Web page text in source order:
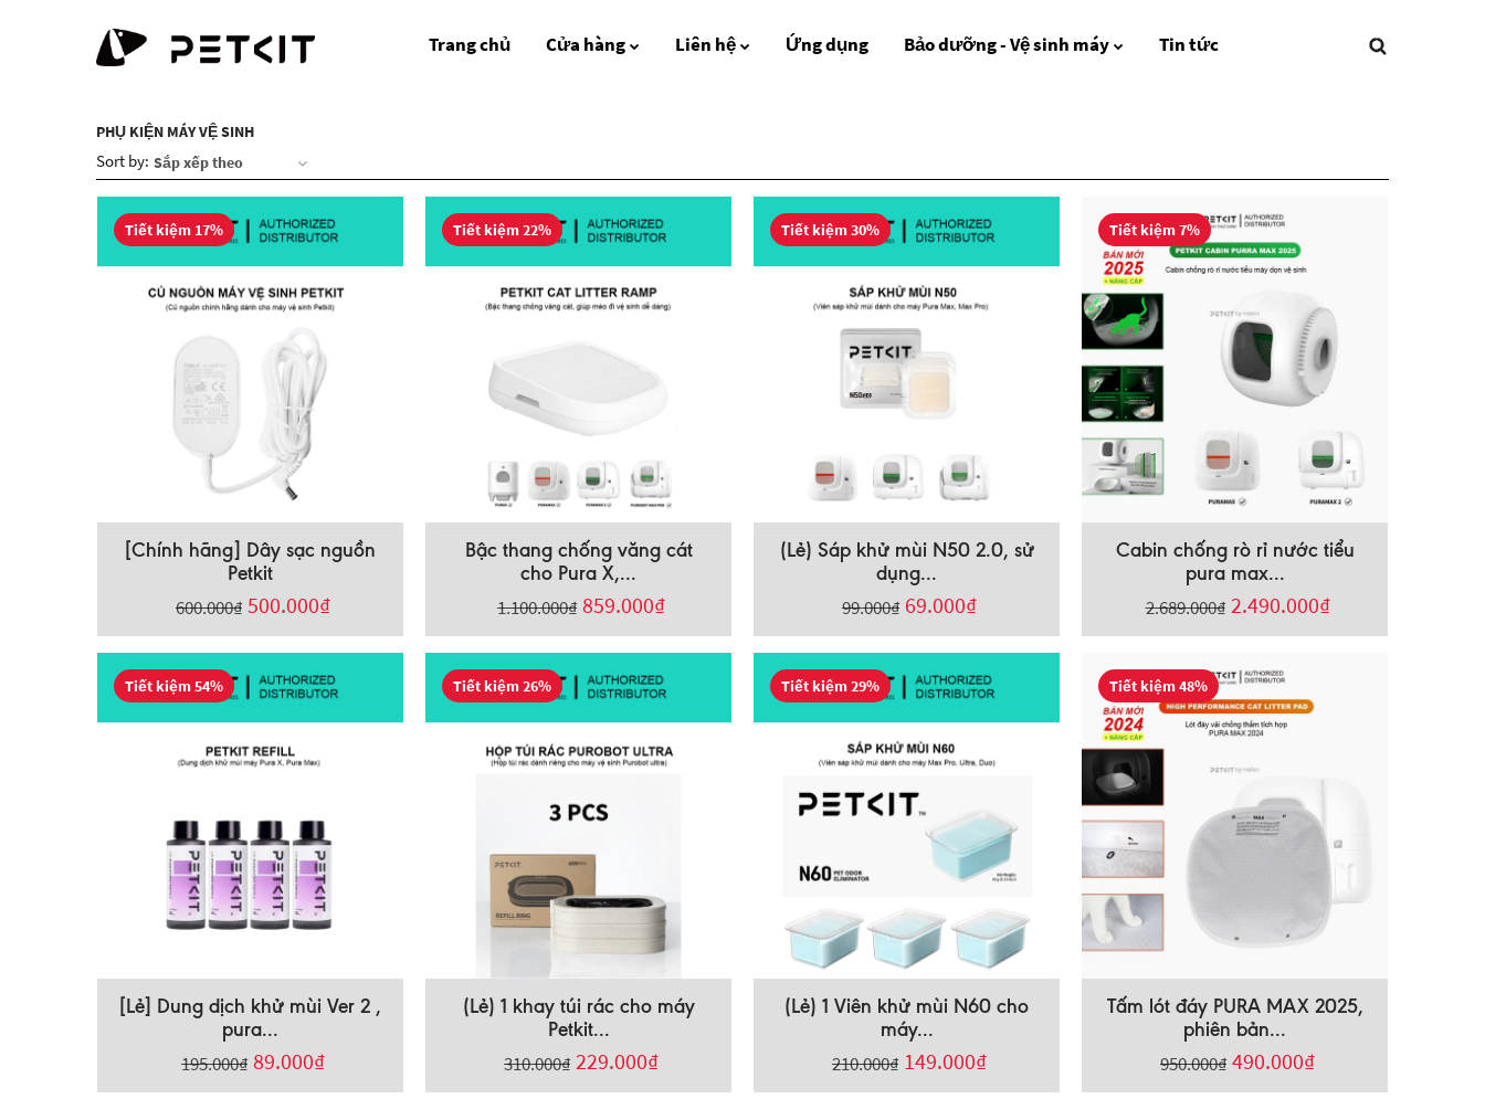
Trang chủ Cửa hàng Liên hệ Ứng dụng Bảo dưỡng - Vệ sinh máy Tin tức
PHỤ KIỆN MÁY VỆ SINH
Sort by:
Tiết kiệm 17%
[Chính hãng] Dây sạc nguồn
Petkit
600.000₫ 500.000₫
Tiết kiệm 22%
Bậc thang chống văng cát
cho Pura X,...
1.100.000₫ 859.000₫
Tiết kiệm 30%
(Lẻ) Sáp khử mùi N50 2.0, sử
dụng...
99.000₫ 69.000₫
Tiết kiệm 7%
Cabin chống rò rỉ nước tiểu
pura max...
2.689.000₫ 2.490.000₫
Tiết kiệm 54%
[Lẻ] Dung dịch khử mùi Ver 2 ,
pura...
195.000₫ 89.000₫
Tiết kiệm 26%
(Lẻ) 1 khay túi rác cho máy
Petkit...
310.000₫ 229.000₫
Tiết kiệm 29%
(Lẻ) 1 Viên khử mùi N60 cho
máy...
210.000₫ 149.000₫
Tiết kiệm 48%
Tấm lót đáy PURA MAX 2025,
phiên bản...
950.000₫ 490.000₫